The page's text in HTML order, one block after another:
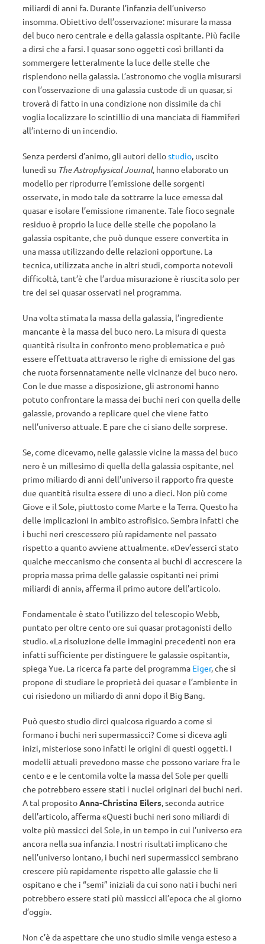
miliardi di anni fa. Durante l’infanzia dell’universo
insomma. Obiettivo dell’osservazione: misurare la massa
del buco nero centrale e della galassia ospitante. Più facile
a dirsi che a farsi. I quasar sono oggetti così brillanti da
sommergere letteralmente la luce delle stelle che
risplendono nella galassia. L’astronomo che voglia misurarsi
con l’osservazione di una galassia custode di un quasar, si
troverà di fatto in una condizione non dissimile da chi
voglia localizzare lo scintillio di una manciata di fiammiferi
all’interno di un incendio.
Senza perdersi d’animo, gli autori dellostudio, uscito
lunedì su The Astrophysical Journal, hanno elaborato un
modello per riprodurre l’emissione delle sorgenti
osservate, in modo tale da sottrarre la luce emessa dal
quasar e isolare l’emissione rimanente. Tale fioco segnale
residuo è proprio la luce delle stelle che popolano la
galassia ospitante, che può dunque essere convertita in
una massa utilizzando delle relazioni opportune. La
tecnica, utilizzata anche in altri studi, comporta notevoli
difficoltà, tant’è che l’ardua misurazione è riuscita solo per
tre dei sei quasar osservati nel programma.
Una volta stimata la massa della galassia, l’ingrediente
mancante è la massa del buco nero. La misura di questa
quantità risulta in confronto meno problematica e può
essere effettuata attraverso le righe di emissione del gas
che ruota forsennatamente nelle vicinanze del buco nero.
Con le due masse a disposizione, gli astronomi hanno
potuto confrontare la massa dei buchi neri con quella delle
galassie, provando a replicare quel che viene fatto
nell’universo attuale. E pare che ci siano delle sorprese.
Se, come dicevamo, nelle galassie vicine la massa del buco
nero è un millesimo di quella della galassia ospitante, nel
primo miliardo di anni dell’universo il rapporto fra queste
due quantità risulta essere di uno a dieci. Non più come
Giove e il Sole, piuttosto come Marte e la Terra. Questo ha
delle implicazioni in ambito astrofisico. Sembra infatti che
i buchi neri crescessero più rapidamente nel passato
rispetto a quanto avviene attualmente. «Dev’esserci stato
qualche meccanismo che consenta ai buchi di accrescere la
propria massa prima delle galassie ospitanti nei primi
miliardi di anni», afferma il primo autore dell’articolo.
Fondamentale è stato l’utilizzo del telescopio Webb,
puntato per oltre cento ore sui quasar protagonisti dello
studio. «La risoluzione delle immagini precedenti non era
infatti sufficiente per distinguere le galassie ospitanti»,
spiega Yue. La ricerca fa parte del programma Eiger, che si
propone di studiare le proprietà dei quasar e l’ambiente in
cui risiedono un miliardo di anni dopo il Big Bang.
Può questo studio dirci qualcosa riguardo a come si
formano i buchi neri supermassicci? Come si diceva agli
inizi, misteriose sono infatti le origini di questi oggetti. I
modelli attuali prevedono masse che possono variare fra le
cento e e le centomila volte la massa del Sole per quelli
che potrebbero essere stati i nuclei originari dei buchi neri.
A tal propositoAnna-Christina Eilers, seconda autrice
dell’articolo, afferma «Questi buchi neri sono miliardi di
volte più massicci del Sole, in un tempo in cui l’universo era
ancora nella sua infanzia. I nostri risultati implicano che
nell’universo lontano, i buchi neri supermassicci sembrano
crescere più rapidamente rispetto alle galassie che li
ospitano e che i “semi” iniziali da cui sono nati i buchi neri
potrebbero essere stati più massicci all’epoca che al giorno
d’oggi».
Non c’è da aspettare che uno studio simile venga esteso a